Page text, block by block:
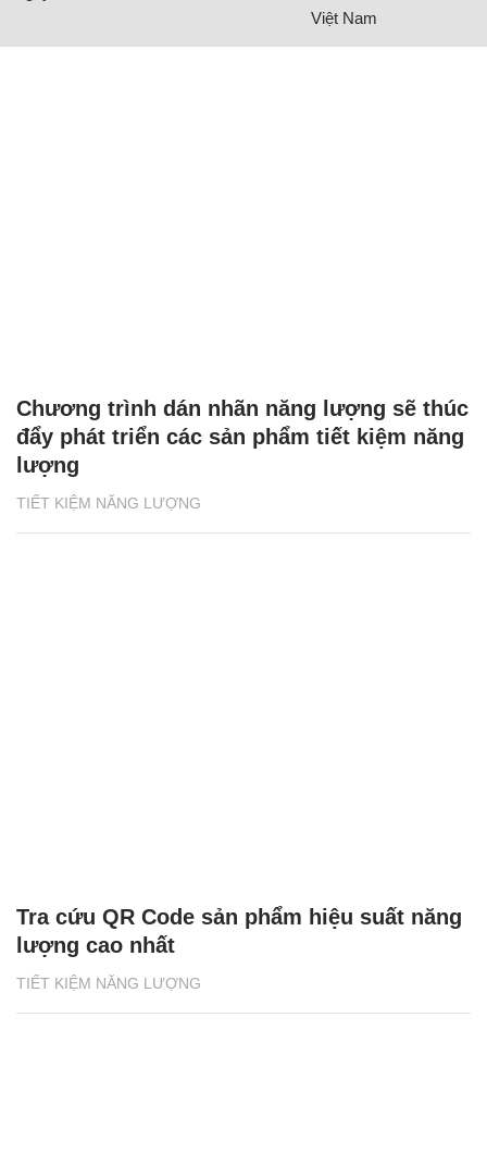
Việt Nam
TIẾT KIỆM NĂNG LƯỢNG
Chương trình dán nhãn năng lượng sẽ thúc
đẩy phát triển các sản phẩm tiết kiệm năng
lượng
TIẾT KIỆM NĂNG LƯỢNG
Tra cứu QR Code sản phẩm hiệu suất năng
lượng cao nhất